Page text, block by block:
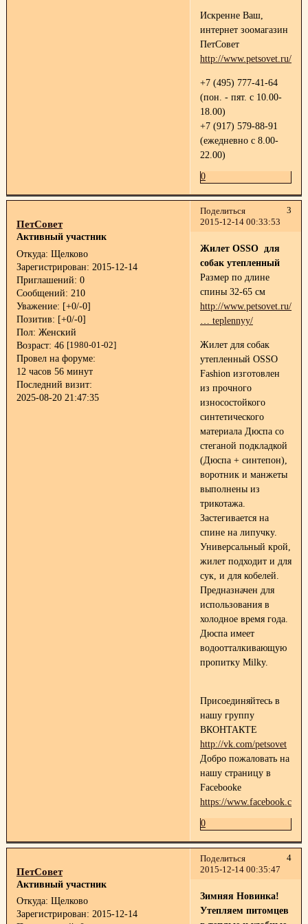
Искренне Ваш,
интернет зоомагазин
ПетСовет
http://www.petsovet.ru/
+7 (495) 777-41-64
(пон. - пят. с 10.00-
18.00)
+7 (917) 579-88-91
(ежедневно с 8.00-
22.00)
0
Поделиться
3
2015-12-14 00:33:53
ПетСовет
Активный участник
Откуда: Щелково
Зарегистрирован: 2015-12-14
Приглашений: 0
Сообщений: 210
Уважение: [+0/-0]
Позитив: [+0/-0]
Пол: Женский
Возраст: 46 [1980-01-02]
Провел на форуме:
12 часов 56 минут
Последний визит:
2025-08-20 21:47:35
Жилет OSSO для
собак утепленный
Размер по длине
спины 32-65 см
http://www.petsovet.ru/
… teplennyy/
Жилет для собак
утепленный OSSO
Fashion изготовлен
из прочного
износостойкого
синтетического
материала Дюспа со
стеганой подкладкой
(Дюспа + синтепон),
воротник и манжеты
выполнены из
трикотажа.
Застегивается на
спине на липучку.
Универсальный крой,
жилет подходит и для
сук, и для кобелей.
Предназначен для
использования в
холодное время года.
Дюспа имеет
водоотталкивающую
пропитку Milky.
Присоединяйтесь в
нашу группу
ВКОНТАКТЕ
http://vk.com/petsovet
Добро пожаловать на
нашу страницу в
Facebooke
https://
0
Поделиться
4
2015-12-14 00:35:47
ПетСовет
Активный участник
Откуда: Щелково
Зарегистрирован: 2015-12-14
Зимняя Новинка!
Утепляем питомцев